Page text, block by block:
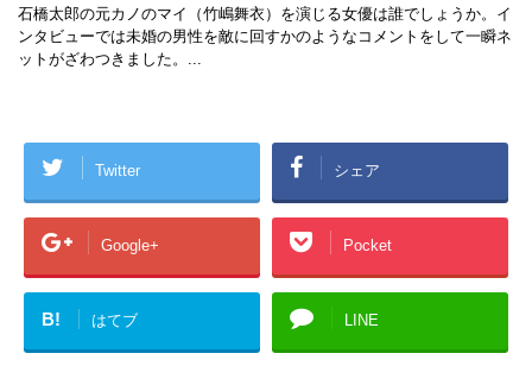
石橋太郎の元カノのマイ（竹嶋舞衣）を演じる女優は誰でしょうか。イ
ンタビューでは未婚の男性を敵に回すかのようなコメントをして一瞬ネ
ットがざわつきました。...
Twitter シェア
Google+ Pocket
B! はてブ LINE